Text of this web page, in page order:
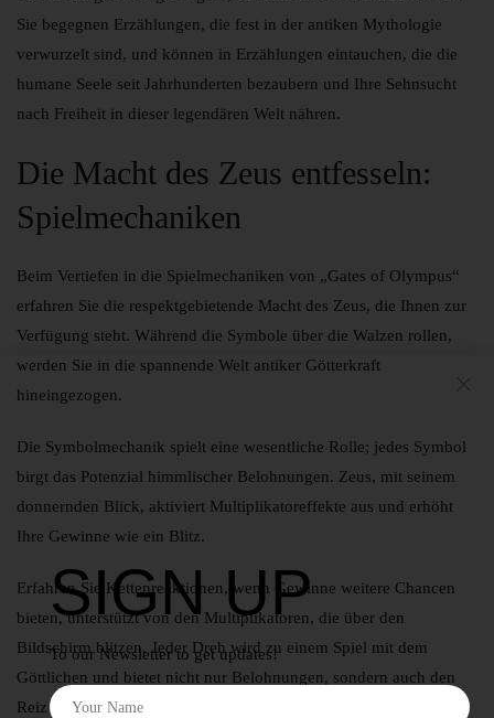
Sie begegnen Erzählungen, die fest in der antiken Mythologie
verwurzelt sind, und können in Erzählungen eintauchen, die die
humane Seele seit Jahrhunderten bezaubern und Ihre Sehnsucht
nach Freiheit in dieser legendären Welt nähren.
Die Macht des Zeus entfesseln:
Spielmechaniken
Beim Vertiefen in die Spielmechaniken von „Gates of Olympus“
erfahren Sie die respektgebietende Macht des Zeus, die Ihnen zur
Verfügung steht. Während die Symbole über die Walzen rollen,
werden Sie in die spannende Welt antiker Götterkraft
hineingezogen.
Die Symbolmechanik spielt eine wesentliche Rolle; jedes Symbol
birgt das Potenzial himmlischer Belohnungen. Zeus, mit seinem
donnernden Blick, aktiviert Multiplikatoreffekte aus und erhöht
Ihre Gewinne wie ein Blitz.
Erfahren Sie Kettenreaktionen, wenn Gewinne weitere Chancen
bieten, unterstützt von den Multiplikatoren, die über den
Bildschirm blitzen. Jeder Dreh wird zu einem Spiel mit dem
Göttlichen und bietet nicht nur Belohnungen, sondern auch den
Reiz unvorhersehbarer Möglichkeiten.
SIGN UP
To our Newsletter to get updates!